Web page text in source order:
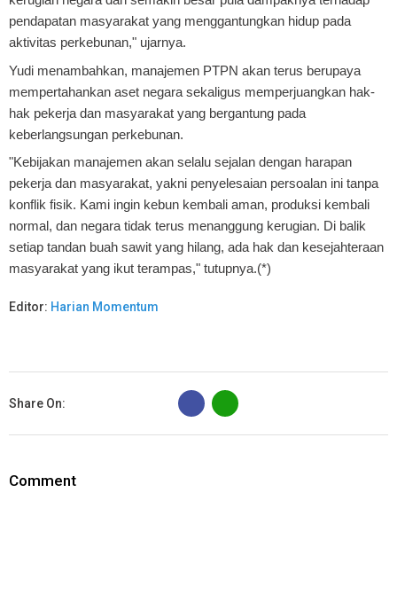
pendapatan masyarakat yang menggantungkan hidup pada
aktivitas perkebunan," ujarnya.
Yudi menambahkan, manajemen PTPN akan terus berupaya
mempertahankan aset negara sekaligus memperjuangkan hak-
hak pekerja dan masyarakat yang bergantung pada
keberlangsungan perkebunan.
"Kebijakan manajemen akan selalu sejalan dengan harapan
pekerja dan masyarakat, yakni penyelesaian persoalan ini tanpa
konflik fisik. Kami ingin kebun kembali aman, produksi kembali
normal, dan negara tidak terus menanggung kerugian. Di balik
setiap tandan buah sawit yang hilang, ada hak dan kesejahteraan
masyarakat yang ikut terampas," tutupnya.(*)
Editor: Harian Momentum
Share On:
B
Comment